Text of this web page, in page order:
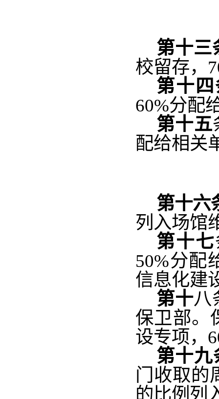
第十三
校留存，
第十
60%分配
第十五
配给相关
第十六
列入场馆
第十七
50%分配
信息化建
第十八
保卫部。
设专项，
第十九
门收取的
的比例列